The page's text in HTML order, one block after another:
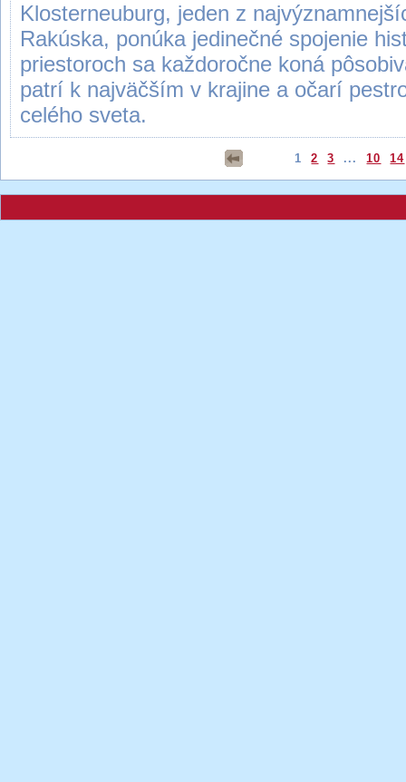
Klosterneuburg, jeden z
Rakúska, ponúka jedinečné spojenie
priestoroch sa každoročne koná
patrí k najväčším v krajine a očarí
celého sveta.
1 2 3 ...10 14